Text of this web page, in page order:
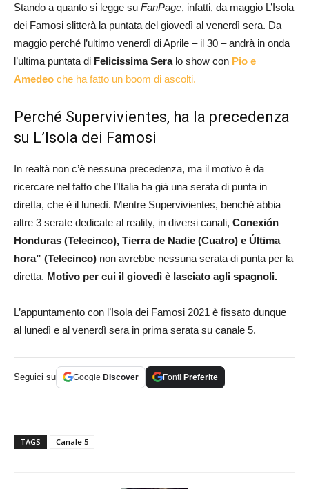
Stando a quanto si legge su FanPage, infatti, da maggio L’Isola
dei Famosi slitterà la puntata del giovedì al venerdì sera. Da
maggio perché l’ultimo venerdì di Aprile – il 30 – andrà in onda
l’ultima puntata di Felicissima Seralo show con Pio e
Amedeo che ha fatto un boom di ascolti.
Perché Supervivientes, ha la precedenza
su L’Isola dei Famosi
In realtà non c’è nessuna precedenza, ma il motivo è da
ricercare nel fatto che l’Italia ha già una serata di punta in
diretta, che è il lunedì. Mentre Supervivientes, benché abbia
altre 3 serate dedicate al reality, in diversi canali, Conexión
Honduras (Telecinco), Tierra de Nadie (Cuatro) e Última
hora” (Telecinco) non avrebbe nessuna serata di punta per la
diretta. Motivo per cui il giovedì è lasciato agli spagnoli.
L’appuntamento con l’Isola dei Famosi 2021 è fissato dunque
al lunedì e al venerdì sera in prima serata su canale 5.
Seguici su Google Discover Fonti Preferite
TAGS Canale 5